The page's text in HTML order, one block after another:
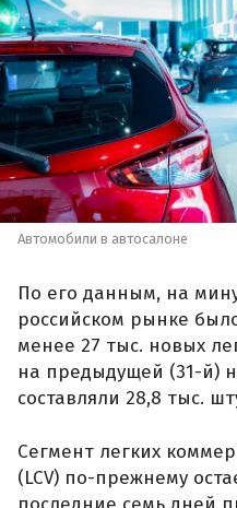
Автомобили в автосалоне
По его данным, на
российском рынке
менее 27 тыс. новых
на предыдущей (31-й)
составляли 28,8 тыс.
Сегмент легких
(LCV) по-прежнему